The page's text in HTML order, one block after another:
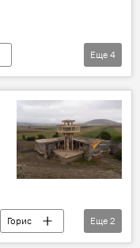
Еще 4
Горис
Еще 2